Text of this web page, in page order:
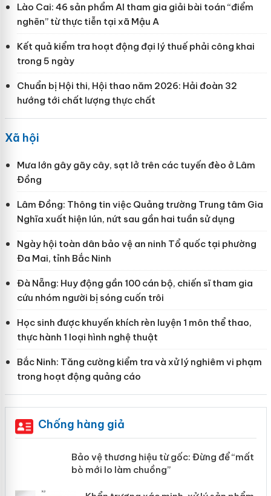
Lào Cai: 46 sản phẩm AI tham gia giải bài toán “điểm
nghẽn” từ thực tiễn tại xã Mậu A
Kết quả kiểm tra hoạt động đại lý thuế phải công khai
trong 5 ngày
Chuẩn bị Hội thi, Hội thao năm 2026: Hải đoàn 32
hướng tới chất lượng thực chất
Xã hội
Mưa lớn gây gãy cây, sạt lở trên các tuyến đèo ở Lâm
Đồng
Lâm Đồng: Thông tin việc Quảng trường Trung tâm Gia
Nghĩa xuất hiện lún, nứt sau gần hai tuần sử dụng
Ngày hội toàn dân bảo vệ an ninh Tổ quốc tại phường
Đa Mai, tỉnh Bắc Ninh
Đà Nẵng: Huy động gần 100 cán bộ, chiến sĩ tham gia
cứu nhóm người bị sóng cuốn trôi
Học sinh được khuyến khích rèn luyện 1 môn thể thao,
thực hành 1 loại hình nghệ thuật
Bắc Ninh: Tăng cường kiểm tra và xử lý nghiêm vi phạm
trong hoạt động quảng cáo
Chống hàng giả
Bảo vệ thương hiệu từ gốc: Đừng để
“mất bò mới lo làm chuồng”